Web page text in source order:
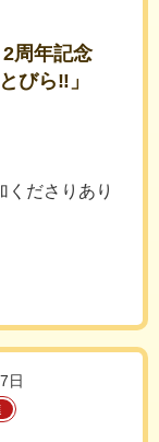
2周年記念
びら‼︎」
くださりあり
日